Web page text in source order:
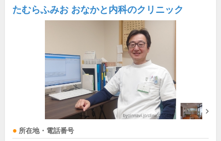
たむらふみお おなかと内科のクリニック
所在地・電話番号